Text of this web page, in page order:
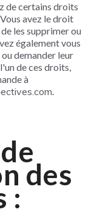
de certains droits
avez le droit
les supprimer ou
également vous
demander leur
de ces droits,
à
.
des
: